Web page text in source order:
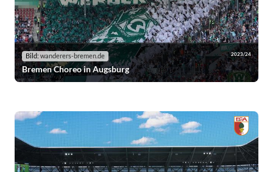
Bild: wanderers-bremen.de 2023/24
Bremen Choreo in Augsburg